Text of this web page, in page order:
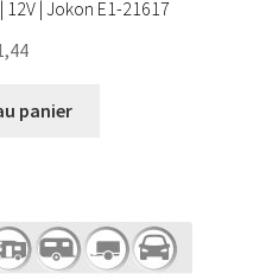
| Jokon E1-21617
panier